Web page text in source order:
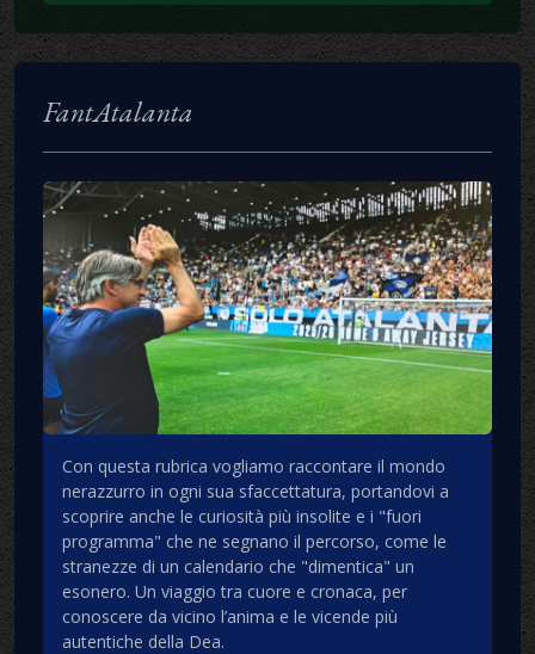
FantAtalanta
Con questa rubrica vogliamo raccontare il mondo
nerazzurro in ogni sua sfaccettatura, portandovi a
scoprire anche le curiosità più insolite e i "fuori
programma" che ne segnano il percorso, come le
stranezze di un calendario che "dimentica" un
esonero. Un viaggio tra cuore e cronaca, per
conoscere da vicino l’anima e le vicende più
autentiche della Dea.